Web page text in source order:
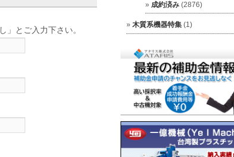
成約済み(2876)
木質系機器特集(1)